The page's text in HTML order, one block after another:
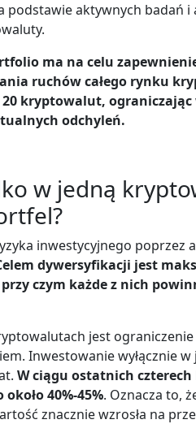
aktywnych badań
ma na celu
ruchów całego rynku
kryptowalut, ograniczając
odchyleń.
w jedną
inwestycyjnego poprzez
dywersyfikacji jest
czym każde z nich
jest
Inwestowanie wyłącznie
W ciągu ostatnich
40%-45%. Oznacza to,
znacznie wzrosła na